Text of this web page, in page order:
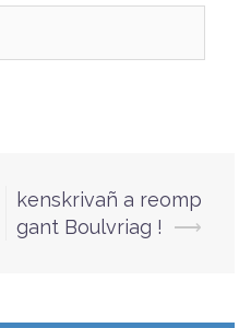
kenskrivañ a reomp
gant Boulvriag !
⟶